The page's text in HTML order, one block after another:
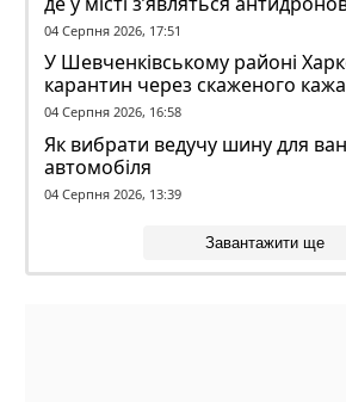
04 Серпня 2026, 17:51
У Шевченківському районі
карантин через скаженого
04 Серпня 2026, 16:58
Як вибрати ведучу шину для
автомобіля
04 Серпня 2026, 13:39
Завантажити ще